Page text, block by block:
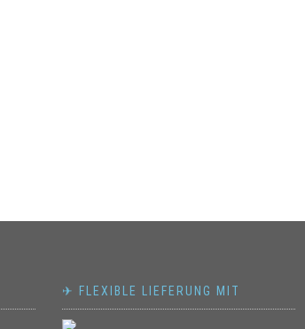
✈ FLEXIBLE LIEFERUNG MIT